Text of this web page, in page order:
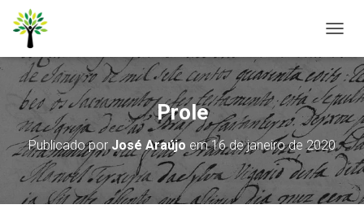
L
T
E
R
N
R
A
V
Prole
Publicado porJosé Araújo em16 de janeiro de 2020